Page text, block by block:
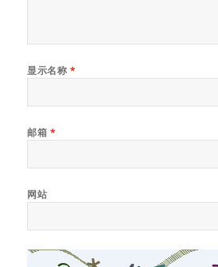
显示名称 *
邮箱 *
网站